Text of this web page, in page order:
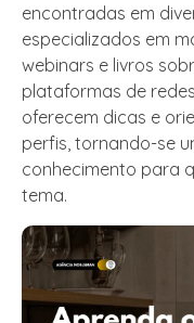
encontradas em
especializados em
webinars e livros
plataformas de
oferecem dicas e
perfis, tornando-se
conhecimento para
tema.